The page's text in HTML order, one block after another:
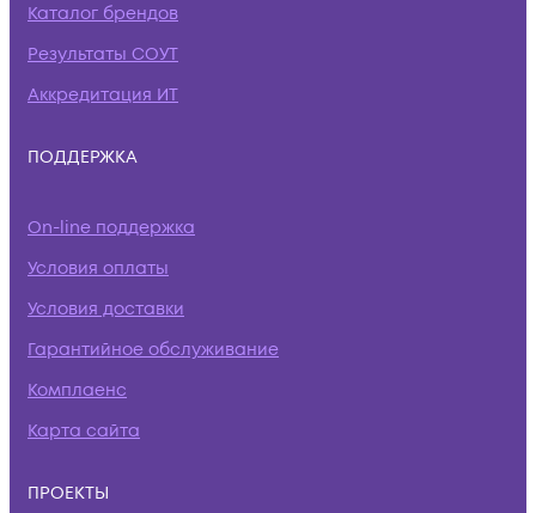
Каталог брендов
Результаты СОУТ
Аккредитация ИТ
ПОДДЕРЖКА
On-line поддержка
Условия оплаты
Условия доставки
Гарантийное обслуживание
Комплаенс
Карта сайта
ПРОЕКТЫ